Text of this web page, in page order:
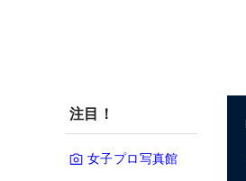
注目！
女子プロ写真館